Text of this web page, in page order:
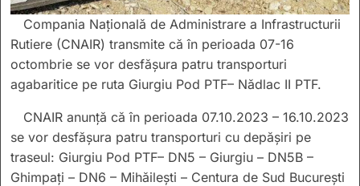
Compania Naţională de Administrare a Infrastructurii
Rutiere (CNAIR) transmite că în perioada 07-16
octombrie se vor desfășura patru transporturi
agabaritice pe ruta Giurgiu Pod PTF– Nădlac II PTF.
CNAIR anunță că în perioada 07.10.2023 – 16.10.2023
se vor desfășura patru transporturi cu depășiri pe
traseul: Giurgiu Pod PTF– DN5 – Giurgiu – DN5B –
Ghimpați – DN6 – Mihăilești – Centura de Sud București